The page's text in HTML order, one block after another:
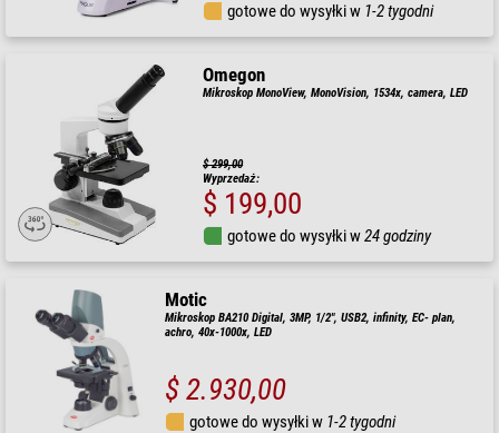
gotowe do wysyłki w 1-2 tygodni
Omegon
Mikroskop MonoView, MonoVision, 1534x, camera, LED
$ 299,00
Wyprzedaż:
$ 199,00
gotowe do wysyłki w24 godziny
Motic
Mikroskop BA210 Digital, 3MP, 1/2", USB2, infinity, EC- plan,
achro, 40x-1000x, LED
$ 2.930,00
gotowe do wysyłki w 1-2 tygodni